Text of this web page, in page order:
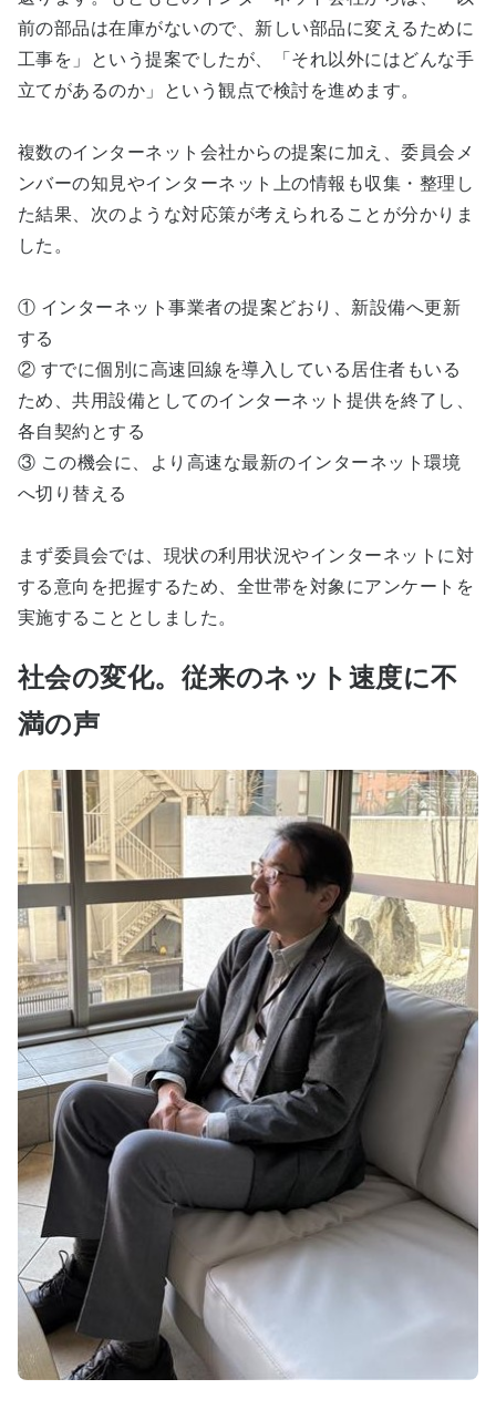
前の部品は在庫がないので、新しい部品に変えるために
工事を 」 という提案でしたが、 「 それ以外にはどんな手
立てがあるのか」という観点で検討を進めます。
複数のインターネット会社からの提案に加え、委員会メ
ンバーの知見やインターネット上の情報も収集・整理し
た結果、次のような対応策が考えられることが分かりま
した。
① インターネット事業者の提案どおり、新設備へ更新
する
② すでに個別に高速回線を導入している居住者もいる
ため、共用設備としてのインターネット提供を終了し、
各自契約とする
③ この機会に、より高速な最新のインターネット環境
へ切り替える
まず委員会では、現状の利用状況やインターネットに対
する意向を把握するため、全世帯を対象にアンケートを
実施することとしました。
社会の変化。従来のネット速度に不
満の声